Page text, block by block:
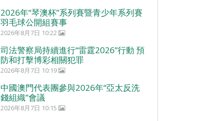
2026年“琴澳杯”系列賽暨青少年系列賽
羽毛球公開組賽事
2026年8月7日 10:22
司法警察局持續進行“雷霆2026”行動 預
防和打擊博彩相關犯罪
2026年8月7日 10:19
中國澳門代表團參與2026年“亞太反洗
錢組織”會議
2026年8月7日 10:15